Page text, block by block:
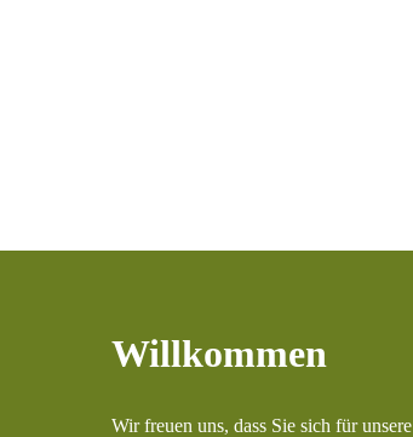
Willkommen
Wir freuen uns, dass Sie sich für unsere